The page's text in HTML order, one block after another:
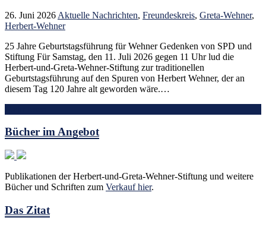
26. Juni 2026 Aktuelle Nachrichten, Freundeskreis, Greta-Wehner,
Herbert-Wehner
25 Jahre Geburtstagsführung für Wehner Gedenken von SPD und
Stiftung Für Samstag, den 11. Juli 2026 gegen 11 Uhr lud die
Herbert-und-Greta-Wehner-Stiftung zur traditionellen
Geburtstagsführung auf den Spuren von Herbert Wehner, der an
diesem Tag 120 Jahre alt geworden wäre.…
Bücher im Angebot
Publikationen der Herbert-und-Greta-Wehner-Stiftung und weitere
Bücher und Schriften zum Verkauf hier.
Das Zitat